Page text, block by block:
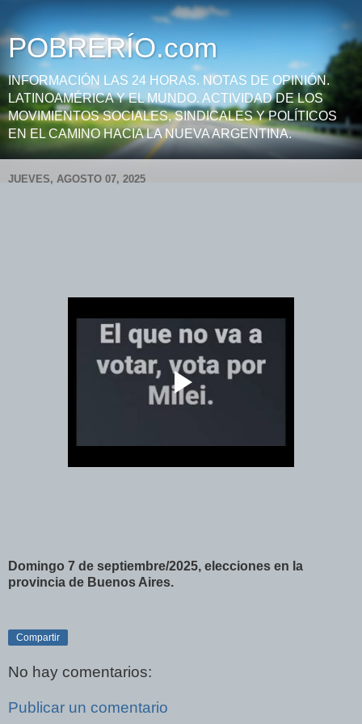
POBRERÍO.com
INFORMACIÓN LAS 24 HORAS. NOTAS DE OPINIÓN.
LATINOAMÉRICA Y EL MUNDO. ACTIVIDAD DE LOS
MOVIMIENTOS SOCIALES, SINDICALES Y POLÍTICOS
EN EL CAMINO HACIA LA NUEVA ARGENTINA.
JUEVES, AGOSTO 07, 2025
Domingo 7 de septiembre/2025, elecciones en la
provincia de Buenos Aires.
Compartir
No hay comentarios:
Publicar un comentario